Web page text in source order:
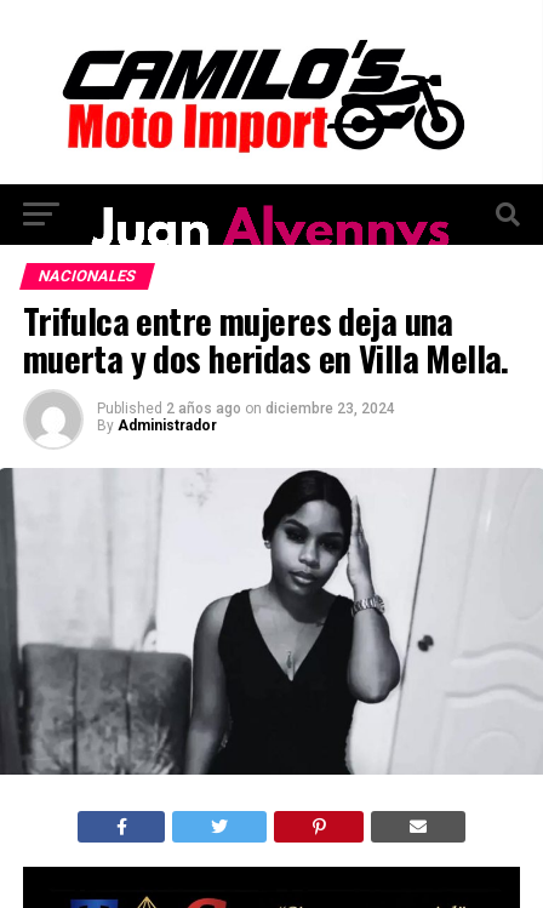
NACIONALES
Trifulca entre mujeres deja una
muerta y dos heridas en Villa Mella.
Published 2 años ago on diciembre 23, 2024
By Administrador